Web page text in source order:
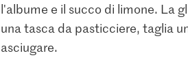
l'albume e il succo di limone. La
una tasca da pasticciere, taglia
asciugare.